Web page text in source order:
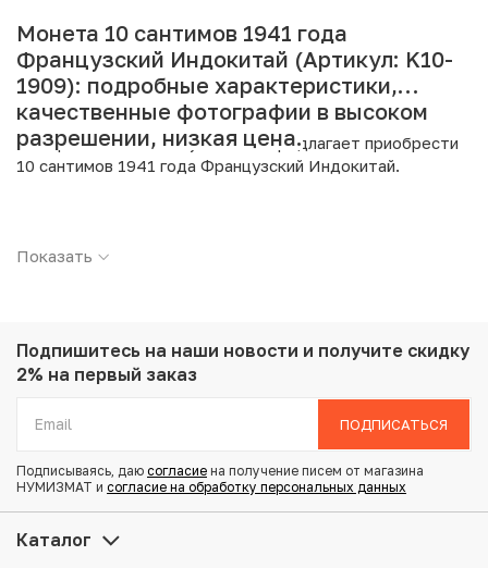
Монета 10 сантимов 1941 года
Французский Индокитай (Артикул: K10-
1909): подробные характеристики,
качественные фотографии в высоком
разрешении, низкая цена.
Интернет магазин «Нумизмат» предлагает приобрести
10 сантимов 1941 года Французский Индокитай.
Страна: Французский Индокитай
Вес: 2.95 г
Диаметр: 18 мм
Состояние: F
Купить 10 сантимов 1941 года Французский Индокитай
по привлекательной цене можно в нашем интернет-
магазине — Вам достаточно оформить заказ на сайте.
Показать
Подпишитесь на наши новости и получите скидку
2% на первый заказ
ПОДПИСАТЬСЯ
Подписываясь, даю согласие на получение писем от магазина
НУМИЗМАТ и согласие на обработку персональных данных
Каталог